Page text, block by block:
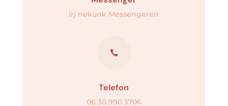
Írj nekünk Messengeren

Telefon
06 30 990 3706